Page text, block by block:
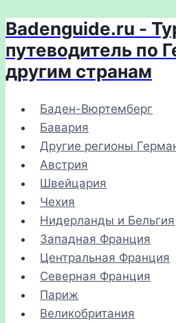
Перейти
к
содержимому
Badenguide.ru -
путеводитель по
другим странам
Баден-Вюртемберг
Бавария
Другие регионы
Австрия
Швейцария
Чехия
Нидерланды и Бельгия
Западная Франция
Центральная Франция
Северная Франция
Париж
Великобритания